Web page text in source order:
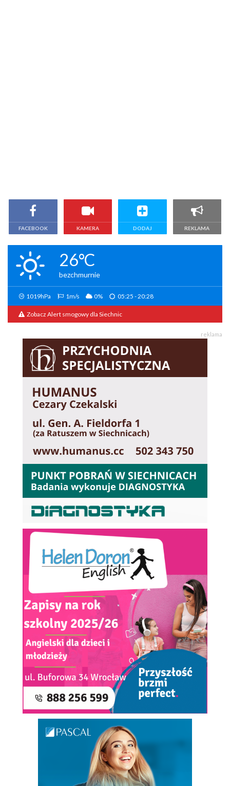
FACEBOOK KAMERA DODAJ REKLAMA
26°C
bezchmurnie
1019hPa 1m/s 0% 05:25 - 20:28
Zobacz Alert smogowy dla Siechnic
reklama